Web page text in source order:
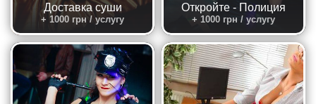
Доставка суши
+ 1000 грн / услугу
Откройте - Полиция
+ 1000 грн / услугу